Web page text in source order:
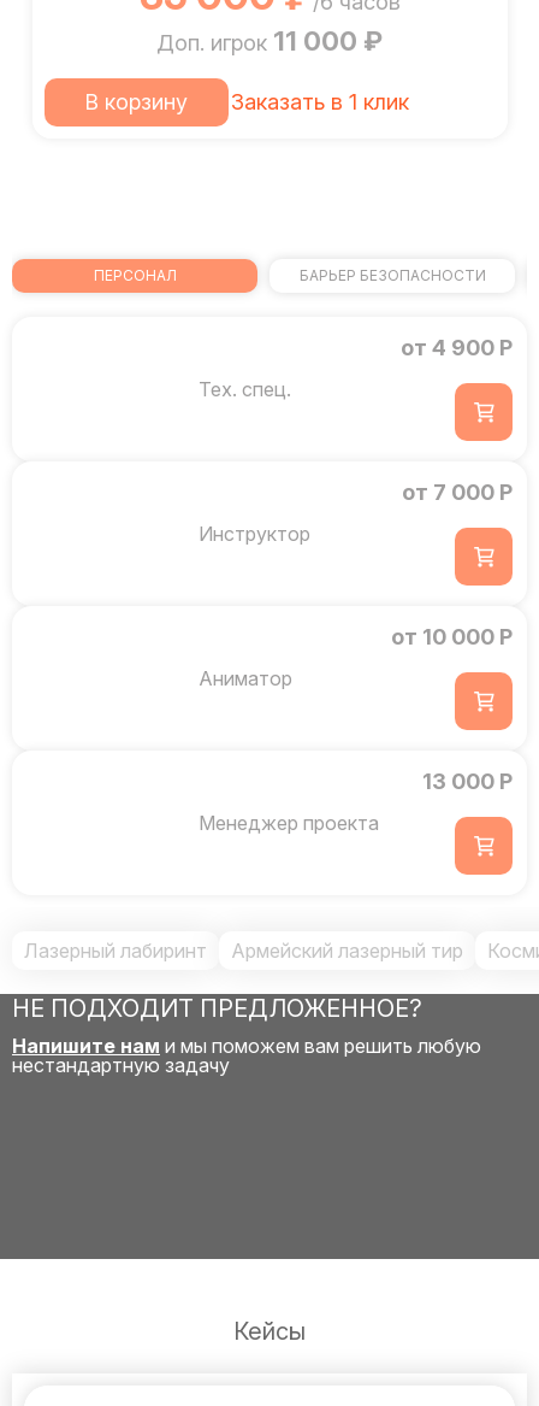
Доп. игрок 11 000 ₽
В корзину Заказать в 1 клик
ПЕРСОНАЛ БАРЬЕР БЕЗОПАСНОСТИ
Тех. спец.
от 4 900 Р
Инструктор
от 7 000 Р
Аниматор
от 10 000 Р
Менеджер проекта
13 000 Р
Лазерный лабиринт Армейский лазерный тир
НЕ ПОДХОДИТ ПРЕДЛОЖЕННОЕ?
Напишите нам и мы поможем вам решить любую
нестандартную задачу
Кейсы